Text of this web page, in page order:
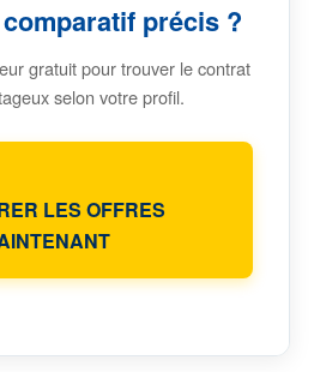
précis ?
gratuit pour trouver le contrat
selon votre profil.
LES OFFRES